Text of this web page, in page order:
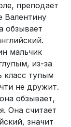
преподает
Валентину
обзывает
мальчик
из-за
класс тупым
не дружит.
обзывает,
Она считает
значит